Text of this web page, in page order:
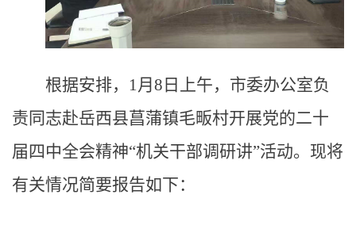
根据安排，1月8日上午，市委办公室负
责同志赴岳西县菖蒲镇毛畈村开展党的二十
届四中全会精神“机关干部调研讲”活动。现将
有关情况简要报告如下：